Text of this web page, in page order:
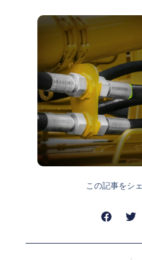
蛍光灯でリー
Spectrolineの蛍光
が、貴社のビジネス
ットをもたらすか
い！
この記事をシ